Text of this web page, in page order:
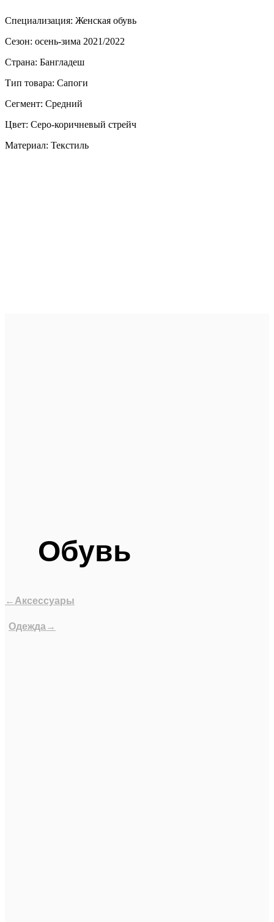
Специализация: Женская обувь
Сезон: осень-зима 2021/2022
Страна: Бангладеш
Тип товара: Сапоги
Сегмент: Средний
Цвет: Серо-коричневый стрейч
Материал: Текстиль
Обувь
←Аксессуары
Одежда→